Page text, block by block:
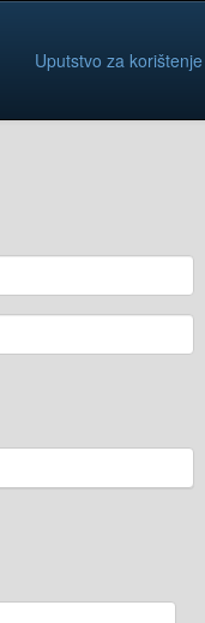
Uputstvo za korištenje